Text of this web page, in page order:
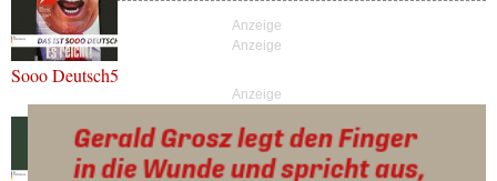
Sooo Deutsch5
Anzeige